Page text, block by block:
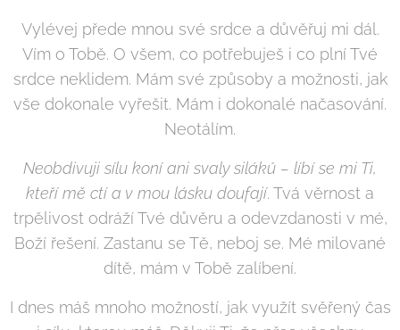
Vylévej přede mnou své srdce a důvěřuj mi dál.
Vím o Tobě. O všem, co potřebuješ i co plní Tvé
srdce neklidem. Mám své způsoby a možnosti, jak
vše dokonale vyřešit. Mám i dokonalé načasování.
Neotálím.
Neobdivuji sílu koní ani svaly siláků – líbí se mi Ti,
kteří mě ctí a v mou lásku doufají. Tvá věrnost a
trpělivost odráží Tvé důvěru a odevzdanosti v mé,
Boží řešení. Zastanu se Tě, neboj se. Mé milované
dítě, mám v Tobě zalíbení.
I dnes máš mnoho možností, jak využít svěřený čas